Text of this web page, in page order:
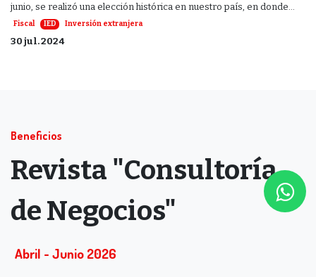
junio, se realizó una elección histórica en nuestro país, en donde...
Fiscal IED Inversión extranjera
30 jul. 2024
Beneficios
Revista "Consultoría
de Negocios"
Abril - Junio ​​2​​​​026